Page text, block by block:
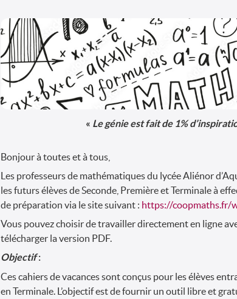
« Le génie est fait de 1%
Bonjour à toutes et à tous,
Les professeurs de mathématiques du lycée Aliénor
les futurs élèves de Seconde, Première et Terminale à
de préparation via le site suivant : https://coopmaths.fr/
Vous pouvez choisir de travailler directement en ligne
télécharger la version PDF.
Objectif:
Ces cahiers de vacances sont conçus pour les élèves
en Terminale. L’objectif est de fournir un outil libre et